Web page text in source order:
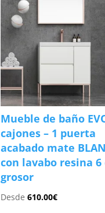
Mueble de baño
cajones – 1 puerta
acabado mate
con lavabo resina 6
grosor
Desde610.00€